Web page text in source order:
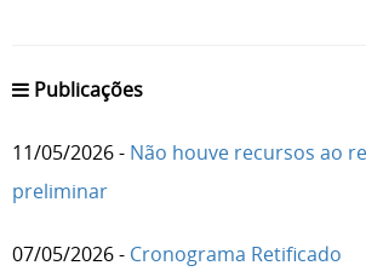
Publicações
11/05/2026 - Não houve recursos ao
preliminar
07/05/2026 - Cronograma Retificado